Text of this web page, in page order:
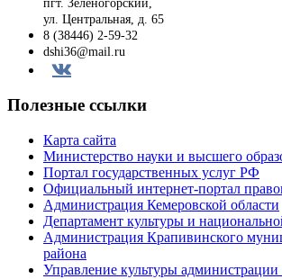
пгт. Зеленогорский,
ул. Центральная, д. 65
8 (38446) 2-59-32
dshi36@mail.ru
Полезные ссылки
Карта сайта
Министерство науки и высшего
Портал государственных услуг РФ
Официальный интернет-портал
Администрация Кемеровской области
Департамент культуры и
Администрация Крапивинского
района
Управление культуры